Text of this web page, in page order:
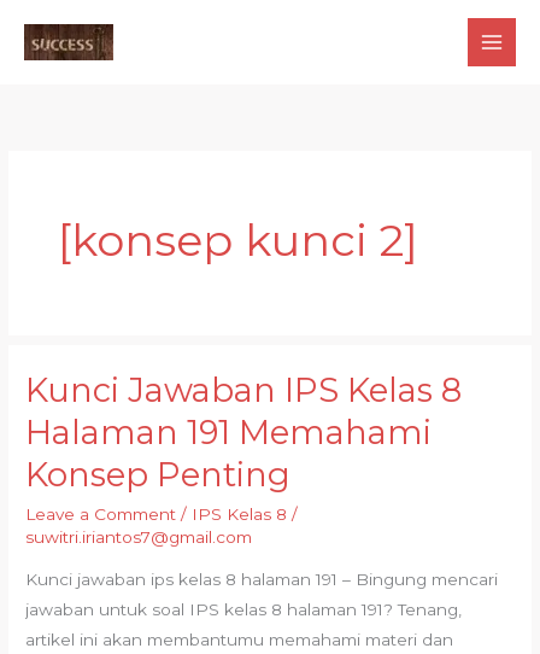
[konsep kunci 2]
Kunci Jawaban IPS Kelas 8
Halaman 191 Memahami
Konsep Penting
Leave a Comment / IPS Kelas 8 /
suwitri.iriantos7@gmail.com
Kunci jawaban ips kelas 8 halaman 191 – Bingung mencari
jawaban untuk soal IPS kelas 8 halaman 191? Tenang,
artikel ini akan membantumu memahami materi dan